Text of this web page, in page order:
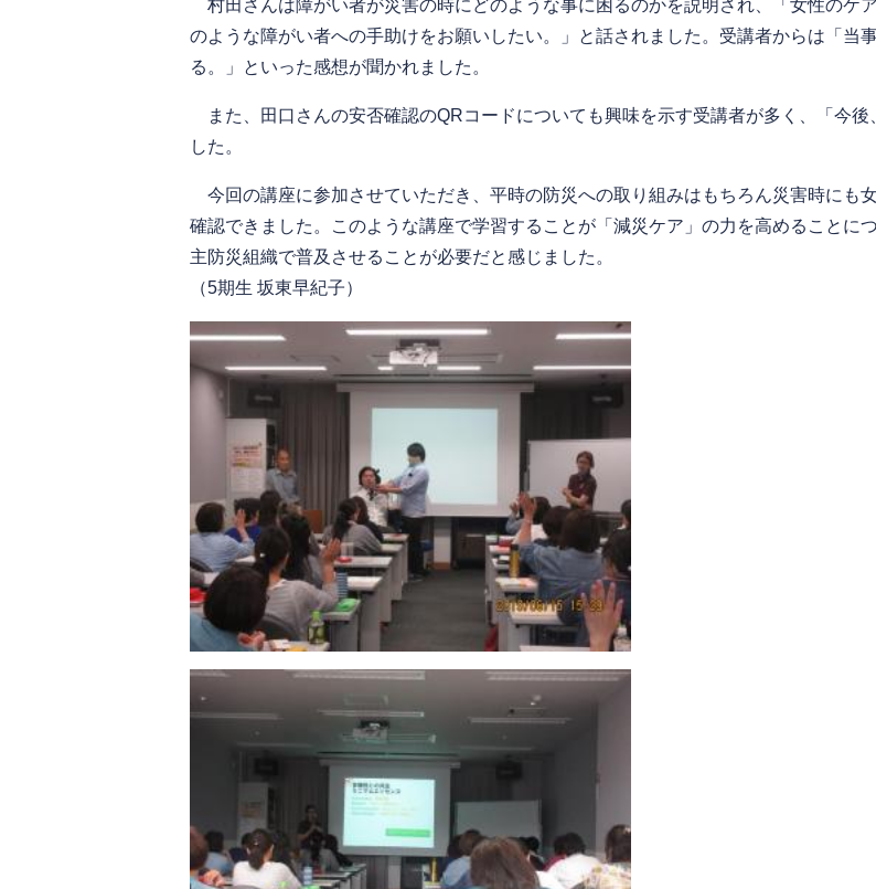
村田さんは障がい者が災害の時にどのような事に困るのかを説明され、「女性のケ
のような障がい者への手助けをお願いしたい。」と話されました。受講者からは「当
る。」といった感想が聞かれました。
また、田口さんの安否確認のQRコードについても興味を示す受講者が多く、「今
した。
今回の講座に参加させていただき、平時の防災への取り組みはもちろん災害時にも
確認できました。このような講座で学習することが「減災ケア」の力を高めることに
主防災組織で普及させることが必要だと感じました。
（5期生 坂東早紀子）